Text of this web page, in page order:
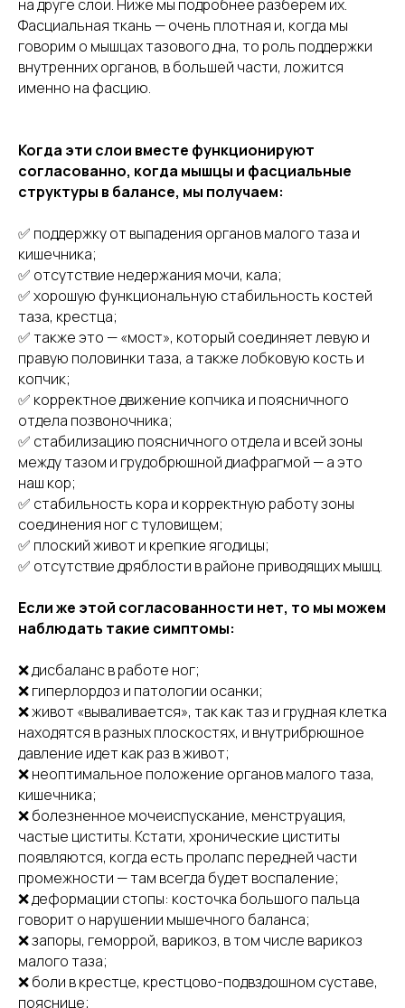
на друге слои. Ниже мы подробнее разберем их.
Фасциальная ткань — очень плотная и, когда мы
говорим о мышцах тазового дна, то роль поддержки
внутренних органов, в большей части, ложится
именно на фасцию.
Когда эти слои вместе функционируют
согласованно, когда мышцы и фасциальные
структуры в балансе, мы получаем:
✅ поддержку от выпадения органов малого таза и
кишечника;
✅ отсутствие недержания мочи, кала;
✅ хорошую функциональную стабильность костей
таза, крестца;
✅ также это — «мост», который соединяет левую и
правую половинки таза, а также лобковую кость и
копчик;
✅ корректное движение копчика и поясничного
отдела позвоночника;
✅ стабилизацию поясничного отдела и всей зоны
между тазом и грудобрюшной диафрагмой — а это
наш кор;
✅ стабильность кора и корректную работу зоны
соединения ног с туловищем;
✅ плоский живот и крепкие ягодицы;
✅ отсутствие дряблости в районе приводящих мышц.
Если же этой согласованности нет, то мы можем
наблюдать такие симптомы:
❌ дисбаланс в работе ног;
❌ гиперлордоз и патологии осанки;
❌ живот «вываливается», так как таз и грудная клетка
находятся в разных плоскостях, и внутрибрюшное
давление идет как раз в живот;
❌ неоптимальное положение органов малого таза,
кишечника;
❌ болезненное мочеиспускание, менструация,
частые циститы. Кстати, хронические циститы
появляются, когда есть пролапс передней части
промежности — там всегда будет воспаление;
❌ деформации стопы: косточка большого пальца
говорит о нарушении мышечного баланса;
❌ запоры, геморрой, варикоз, в том числе варикоз
малого таза;
❌ боли в крестце, крестцово-подвздошном суставе,
пояснице;